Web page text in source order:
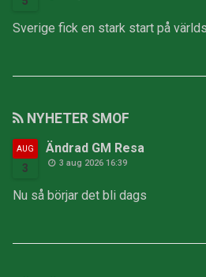
Sverige fick en stark start på
NYHETER SMOF
AUG
3
Ändrad GM Resa
3 aug 2026 16:39
Nu så börjar det bli dags